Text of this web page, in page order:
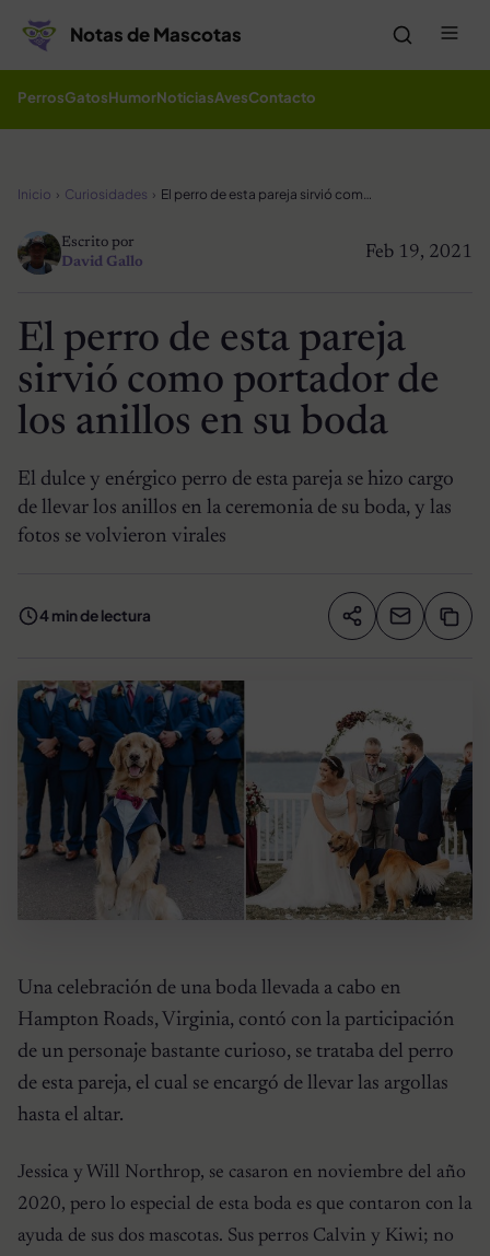
Notas de Mascotas
PerrosGatosHumorNoticiasAvesContacto
Inicio Curiosidades El perro de esta pareja sirvió como portador de los anillos en su boda
Feb 19, 2021
Escrito por
David Gallo
El perro de esta pareja
sirvió como portador de
los anillos en su boda
El dulce y enérgico perro de esta pareja se hizo cargo
de llevar los anillos en la ceremonia de su boda, y las
fotos se volvieron virales
4 min de lectura Compartir
Una celebración de una boda llevada a cabo en
Hampton Roads, Virginia, contó con la participación
de un personaje bastante curioso, se trataba del perro
de esta pareja, el cual se encargó de llevar las argollas
hasta el altar.
Jessica y Will Northrop, se casaron en noviembre del año
2020, pero lo especial de esta boda es que contaron con la
ayuda de sus dos mascotas. Sus perros Calvin y Kiwi; no